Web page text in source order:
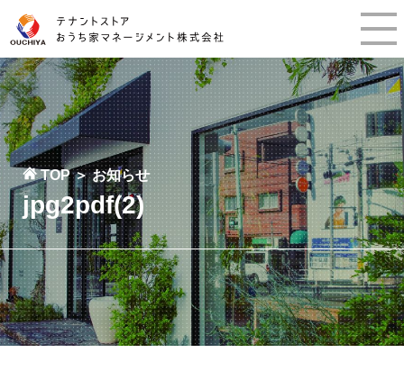
TOP＞お知らせ
jpg2pdf(2)